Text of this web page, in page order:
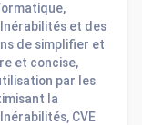
et des
de simplifier et
et concise,
par les
la
CVE